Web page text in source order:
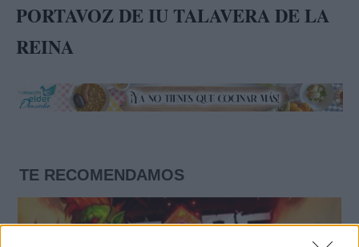
PORTAVOZ DE IU TALAVERA DE LA
REINA
TE RECOMENDAMOS